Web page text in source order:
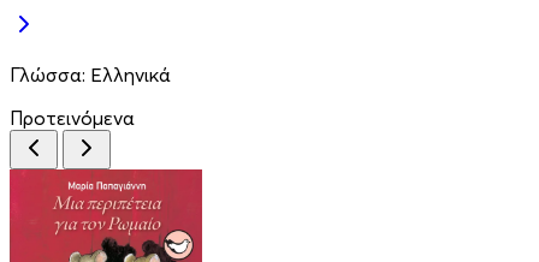
Γλώσσα: Ελληνικά
Προτεινόμενα